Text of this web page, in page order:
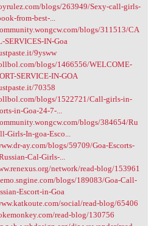
blogs/263949/Sexy-call-girls-
from-best-...
blogs/311513/CA
SERVICES-IN-Goa
9ysww
blogs/1466556/WELCOME-
SERVICE-IN-GOA
70358
blogs/1522721/Call-girls-in-
in-Goa-24-7-...
blogs/384654/Ru
Girls-In-goa-Esco...
ay.com/blogs/59709/Goa-Escorts-
Cal-Girls-...
network/read-blog/153961
blogs/189083/Goa-Call-
Escort-in-Goa
social/read-blog/65406
read-blog/130756